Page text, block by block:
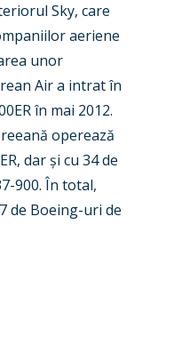
Sky, care
aeriene
unor
Air a intrat în
în mai 2012.
operează
dar și cu 34 de
900. În total,
de Boeing-uri de
New Routes
Industry
Accidents / Incidents
Airshows
Dubai 2025
Paris 2025
Business Jets
Military